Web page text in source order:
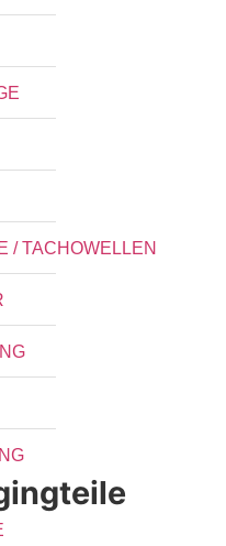
/ TACHOWELLEN